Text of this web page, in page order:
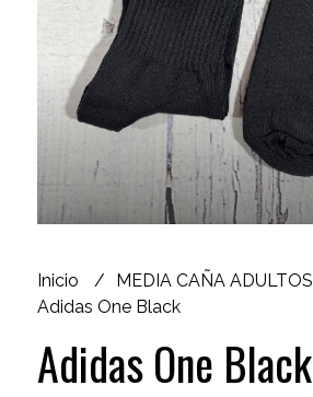
Inicio
MEDIA CAÑA ADULTOS
Adidas One Black
Adidas One Black